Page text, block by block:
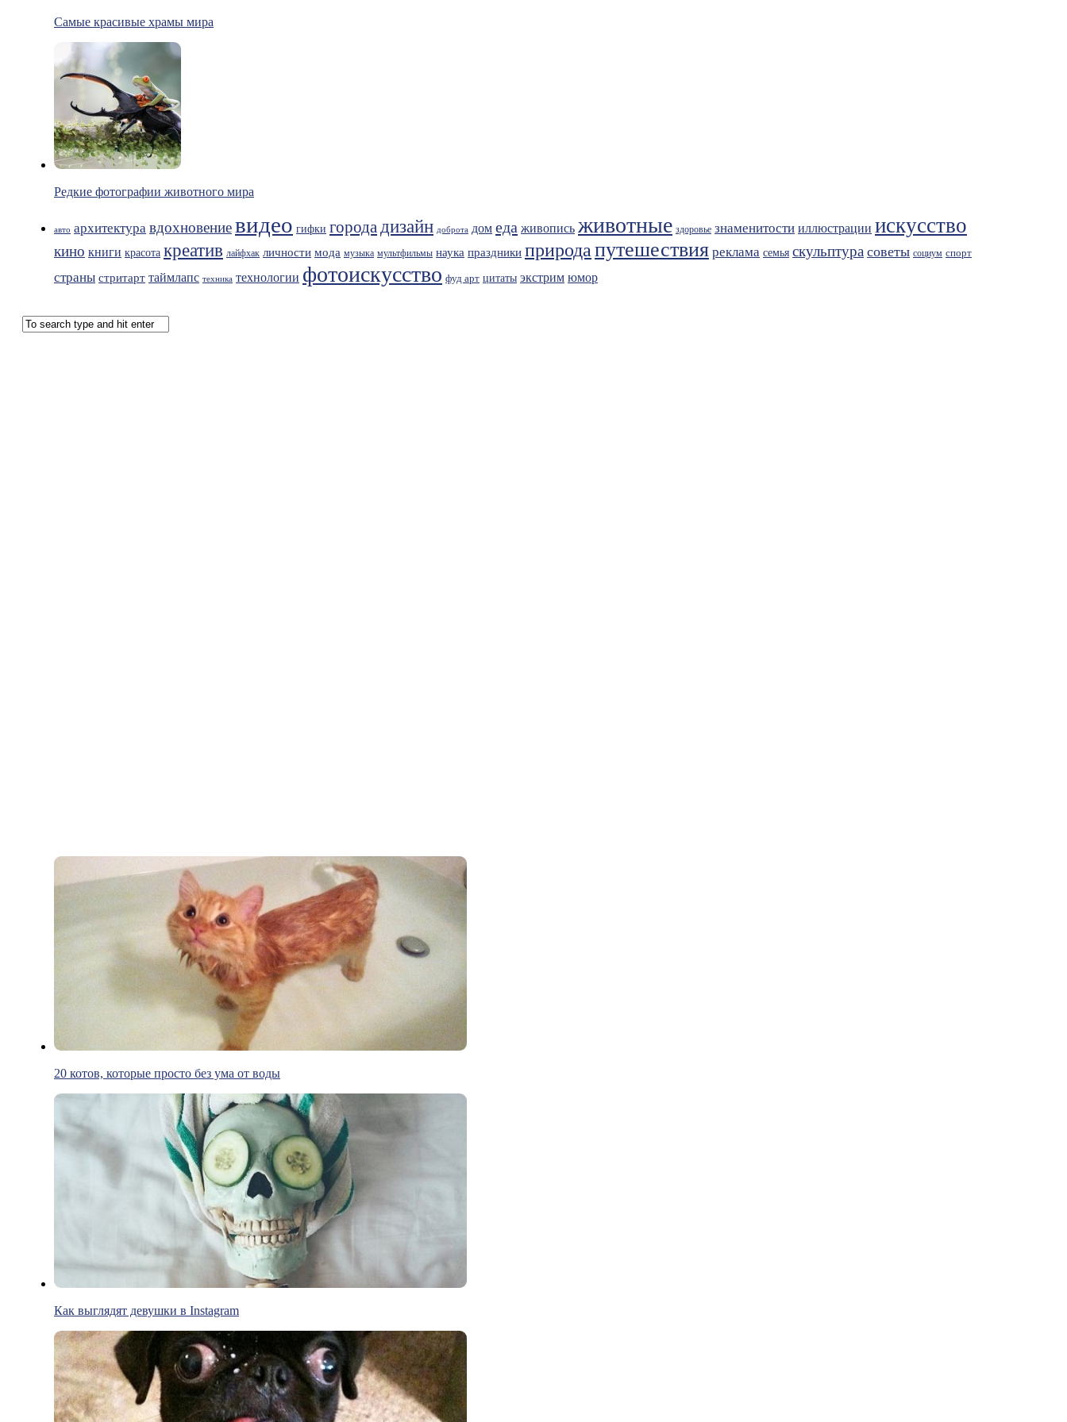
Самые красивые храмы мира
Редкие фотографии животного мира
авто архитектура вдохновениевидео гифки городадизайн доброта дом еда живопись животные здоровье знаменитости иллюстрации искусство
кино книги красота креатив лайфхак личности мода музыка мультфильмы наука праздники природапутешествия реклама семья скульптура советы социум спорт
страны стритарт таймлапс техника технологии фотоискусство фуд арт цитаты экстрим юмор
20 котов, которые просто без ума от воды
Как выглядят девушки в Instagram